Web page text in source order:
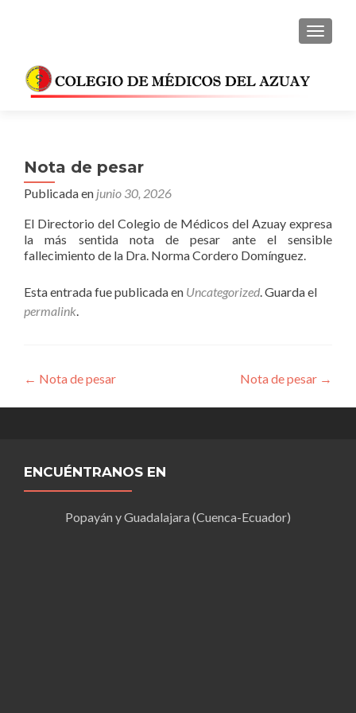
Nota de pesar
Publicada en junio 30, 2026
El Directorio del Colegio de Médicos del Azuay expresa
la más sentida nota de pesar ante el sensible
fallecimiento de la Dra. Norma Cordero Domínguez.
Esta entrada fue publicada en Uncategorized. Guarda el
permalink.
Navegación
de
← Nota de pesar Nota de pesar →
ENCUÉNTRANOS EN
Popayán y Guadalajara (Cuenca-Ecuador)